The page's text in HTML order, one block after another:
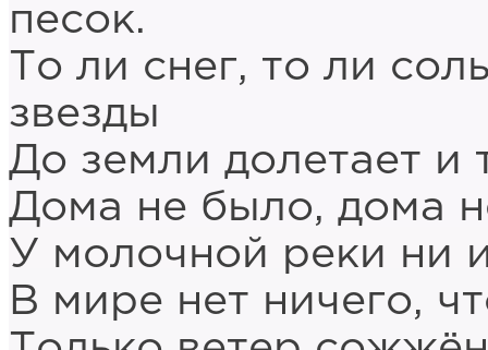
песок.
То ли снег, то ли
звезды
До земли долетает и
Дома не было, дома
У молочной реки ни
В мире нет ничего,